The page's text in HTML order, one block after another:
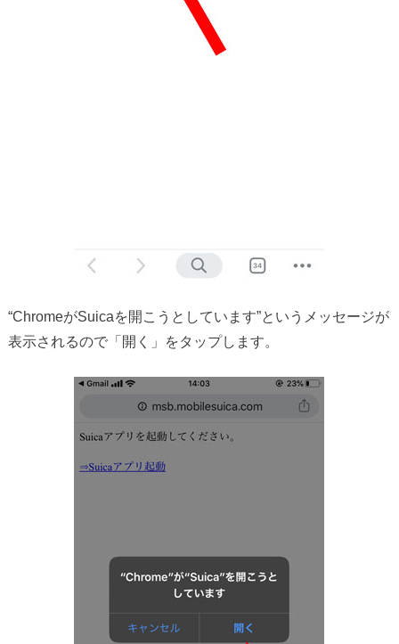
“ChromeがSuicaを開こうとしています”というメッセージが
表示されるので「開く」をタップします。